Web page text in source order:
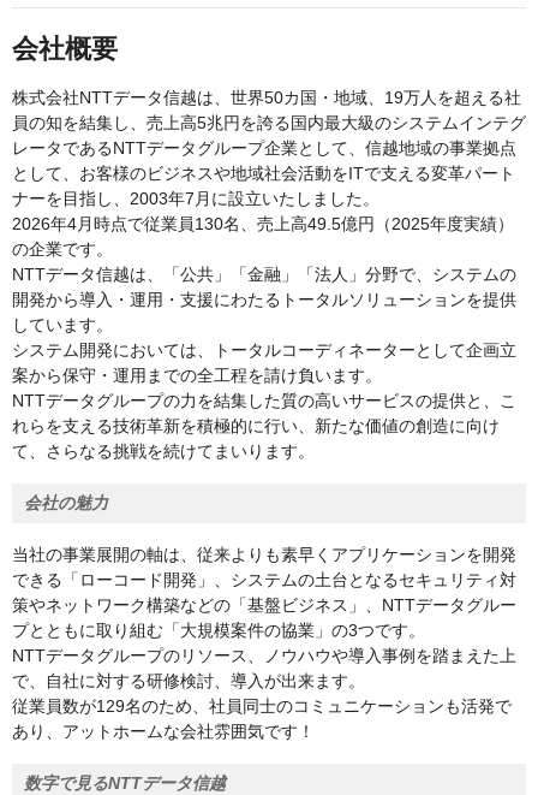
会社概要
株式会社NTTデータ信越は、世界50カ国・地域、19万人を超える社
員の知を結集し、売上高5兆円を誇る国内最大級のシステムインテグ
レータであるNTTデータグループ企業として、信越地域の事業拠点
として、お客様のビジネスや地域社会活動をITで支える変革パート
ナーを目指し、2003年7月に設立いたしました。
2026年4月時点で従業員130名、売上高49.5億円（2025年度実績）
の企業です。
NTTデータ信越は、「公共」「金融」「法人」分野で、システムの
開発から​導入・運用・支援にわたるトータルソリューションを提供
しています。​
システム開発においては、トータルコーディネーターとして企画立
案から​保守・運用までの全工程を請け負います。
NTTデータグループの力を結集した質の高いサービスの提供と、こ
れらを支える技術革新を積極的に行い、新たな価値の創造に向け
て、さらなる挑戦を続けてまいります。
会社の魅力
当社の事業展開の軸は、従来よりも素早くアプリケーションを開発
できる「ローコード開発」、システムの土台となるセキュリティ対
策やネットワーク構築などの「基盤ビジネス」、NTTデータグルー
プとともに取り組む「大規模案件の協業」の3つです。
NTTデータグループのリソース、ノウハウや導入事例を踏まえた上
で、自社に対する研修検討、導入が出来ます。
従業員数が129名のため、社員同士のコミュニケーションも活発で
あり、アットホームな会社雰囲気です！
数字で見るNTTデータ信越